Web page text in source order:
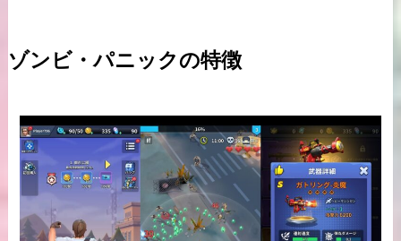
ゾンビ・パニックの特徴